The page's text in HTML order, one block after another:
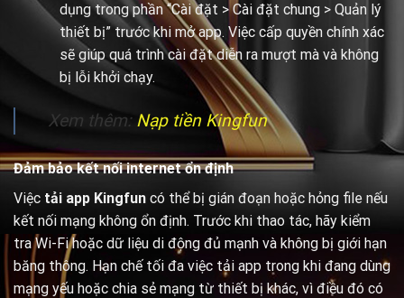
dụng trong phần “Cài đặt > Cài đặt chung > Quản lý
thiết bị” trước khi mở app. Việc cấp quyền chính xác
sẽ giúp quá trình cài đặt diễn ra mượt mà và không
bị lỗi khởi chạy.
Xem thêm: Nạp tiền Kingfun
Đảm bảo kết nối internet ổn định
Việc tải app Kingfun có thể bị gián đoạn hoặc hỏng file nếu
kết nối mạng không ổn định. Trước khi thao tác, hãy kiểm
tra Wi-Fi hoặc dữ liệu di động đủ mạnh và không bị giới hạn
băng thông. Hạn chế tối đa việc tải app trong khi đang dùng
mạng yếu hoặc chia sẻ mạng từ thiết bị khác, vì điều đó có